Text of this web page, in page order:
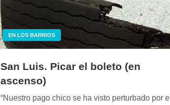
EN LOS BARRIOS
San Luis. Picar el boleto (en
ascenso)
“Nuestro pago chico se ha visto perturbado por el